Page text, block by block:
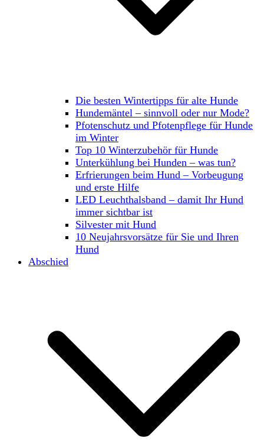
Die besten Wintertipps für alte Hunde
Hundemäntel – sinnvoll oder nur Mode?
Pfotenschutz und Pfotenpflege für Hunde
im Winter
Top 10 Winterzubehör für Hunde
Unterkühlung bei Hunden – was tun?
Erfrierungen beim Hund – Vorbeugung
und erste Hilfe
LED Leuchthalsband – damit Ihr Hund
immer sichtbar ist
Silvester mit Hund
10 Neujahrsvorsätze für Sie und Ihren
Hund
Abschied